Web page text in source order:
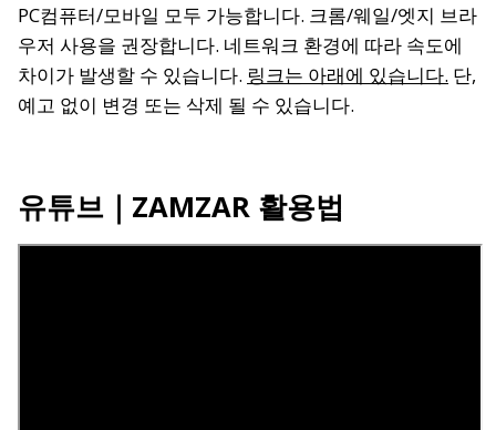
PC컴퓨터/모바일 모두 가능합니다. 크롬/웨일/엣지 브라
우저 사용을 권장합니다. 네트워크 환경에 따라 속도에
차이가 발생할 수 있습니다. 링크는 아래에 있습니다. 단,
예고 없이 변경 또는 삭제 될 수 있습니다.
유튜브 ｜ZAMZAR 활용법